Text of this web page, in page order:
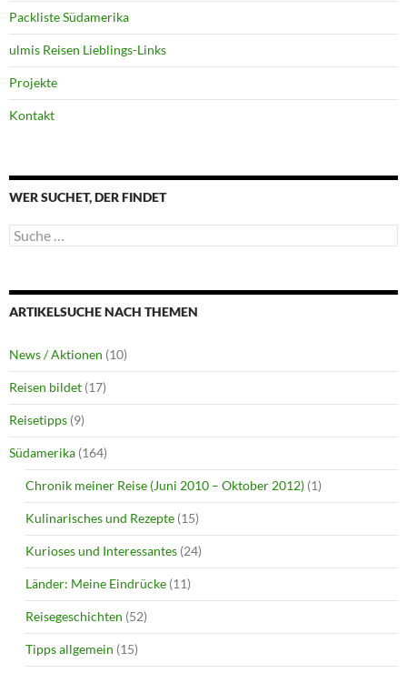
Packliste Südamerika
ulmis Reisen Lieblings-Links
Projekte
Kontakt
WER SUCHET, DER FINDET
Suche
nach:
ARTIKELSUCHE NACH THEMEN
News / Aktionen (10)
Reisen bildet (17)
Reisetipps (9)
Südamerika (164)
Chronik meiner Reise (Juni 2010 – Oktober 2012) (1)
Kulinarisches und Rezepte (15)
Kurioses und Interessantes (24)
Länder: Meine Eindrücke (11)
Reisegeschichten (52)
Tipps allgemein (15)